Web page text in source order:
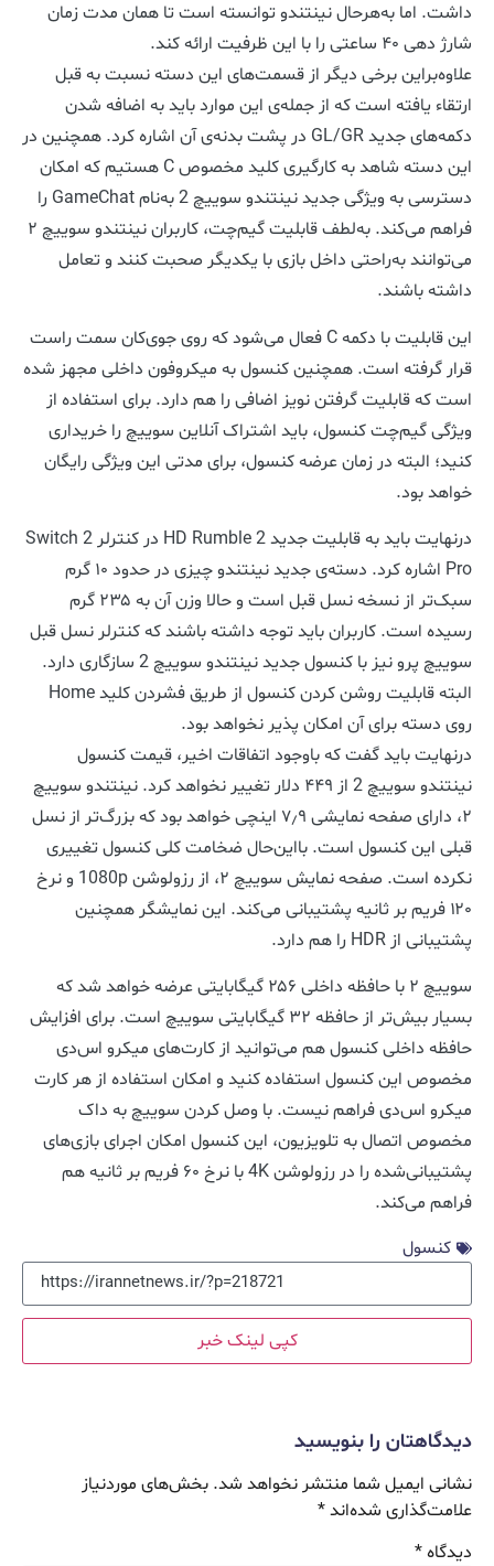
داشت. اما به‌هرحال نینتندو توانسته است تا همان مدت زمان
شارژ دهی ۴۰ ساعتی را با این ظرفیت ارائه کند.
علاوه‌بر‌این برخی دیگر از قسمت‌های این دسته نسبت به قبل
ارتقاء یافته است که از جمله‌ی این موارد باید به اضافه شدن
دکمه‌های جدید GL/GR در پشت بدنه‌ی آن اشاره کرد. همچنین در
این دسته شاهد به کارگیری کلید مخصوص C هستیم که امکان
دسترسی به ویژگی جدید نینتندو سوییچ 2 به‌نام GameChat را
فراهم می‌کند. به‌لطف قابلیت گیم‌چت، کاربران نینتندو سوییچ ۲
می‌توانند به‌راحتی داخل بازی با یکدیگر صحبت کنند و تعامل
داشته باشند.
این قابلیت با دکمه C فعال می‌شود که روی جوی‌کان سمت راست
قرار گرفته است. همچنین کنسول به میکروفون داخلی مجهز شده
است که قابلیت گرفتن نویز اضافی را هم دارد. برای استفاده از
ویژگی گیم‌چت کنسول، باید اشتراک آنلاین سوییچ را خریداری
کنید؛ البته در زمان عرضه کنسول، برای مدتی این ویژگی رایگان
خواهد بود.
در‌نهایت باید به قابلیت جدید HD Rumble 2 در کنترلر Switch 2
Pro اشاره کرد. دسته‌ی جدید نینتندو چیزی در حدود ۱۰ گرم
سبک‌تر از نسخه نسل قبل است و حالا وزن آن به ۲۳۵ گرم
رسیده است. کاربران باید توجه داشته باشند که کنترلر نسل قبل
سوییچ پرو نیز با کنسول جدید نینتندو سوییچ 2 سازگاری دارد.
البته قابلیت روشن کردن کنسول از طریق فشردن کلید Home
روی دسته برای آن امکان پذیر نخواهد بود.
در‌نهایت باید گفت که باوجود اتفاقات اخیر، قیمت کنسول
نینتندو سوییچ 2 از ۴۴۹ دلار تغییر نخواهد کرد. نینتندو سوییچ
۲، دارای صفحه نمایشی ۷٫۹ اینچی خواهد بود که بزرگ‌تر از نسل
قبلی این کنسول است. با‌این‌حال ضخامت کلی کنسول تغییری
نکرده است. صفحه نمایش سوییچ ۲، از رزولوشن 1080p و نرخ
۱۲۰ فریم بر ثانیه پشتیبانی می‌کند. این نمایشگر همچنین
پشتیبانی از HDR را هم دارد.
سوییچ ۲ با حافظه داخلی ۲۵۶ گیگابایتی عرضه خواهد شد که
بسیار بیش‌تر از حافظه ۳۲ گیگابایتی سوییچ است. برای افزایش
حافظه داخلی کنسول هم می‌توانید از کارت‌های میکرو اس‌دی
مخصوص این کنسول استفاده کنید و امکان استفاده از هر کارت
میکرو اس‌دی فراهم نیست. با وصل کردن سوییچ به داک
مخصوص اتصال به تلویزیون، این کنسول امکان اجرای بازی‌های
پشتیبانی‌شده را در رزولوشن 4K با نرخ ۶۰ فریم بر ثانیه هم
فراهم می‌کند.
کنسول
کپی لینک خبر
دیدگاهتان را بنویسید
نشانی ایمیل شما منتشر نخواهد شد. بخش‌های موردنیاز
علامت‌گذاری شده‌اند*
دیدگاه*